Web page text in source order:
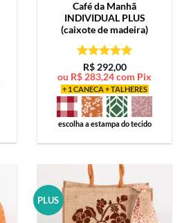
Café da Manhã
INDIVIDUAL PLUS
(caixote de madeira)
Avaliação5
de 5
R$292,00
ou R$283,24com Pix
+ 1 CANECA + TALHERES
escolha a estampa do tecido
PLUS